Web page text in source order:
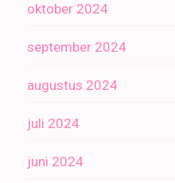
oktober 2024
september 2024
augustus 2024
juli 2024
juni 2024